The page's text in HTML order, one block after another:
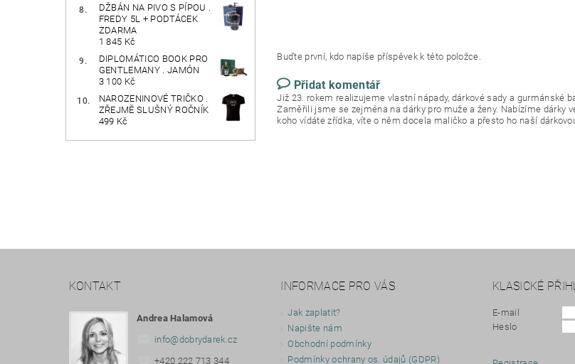
DŽBÁN NA PIVO S PÍPOU .
FREDY 5L + PODTÁCEK
ZDARMA
1 845 Kč
DIPLOMÁTICO BOOK PRO
GENTLEMANY . JAMÓN
3 100 Kč
NAROZENINOVÉ TRIČKO .
ZŘEJMĚ SLUŠNÝ ROČNÍK
499 Kč
Buďte první, kdo napíše příspěvek k této položce.
Přidat komentář
Již 23. rokem realizujeme vlastní nápady, dárkové sady a gurmánské
Zaměřili jsme se zejména na dárky pro muže a ženy. Nabízíme dárky
koho vídáte zřídka, víte o něm docela maličko a přesto ho naší
KONTAKT
Andrea Halamová
info@dobrydarek.cz
+420 222 713 344
INFORMACE PRO VÁS
Jak zaplatit?
Napište nám
Obchodní podmínky
Podmínky ochrany os. údajů (GDPR)
KLASICKÉ
E-mail
Heslo